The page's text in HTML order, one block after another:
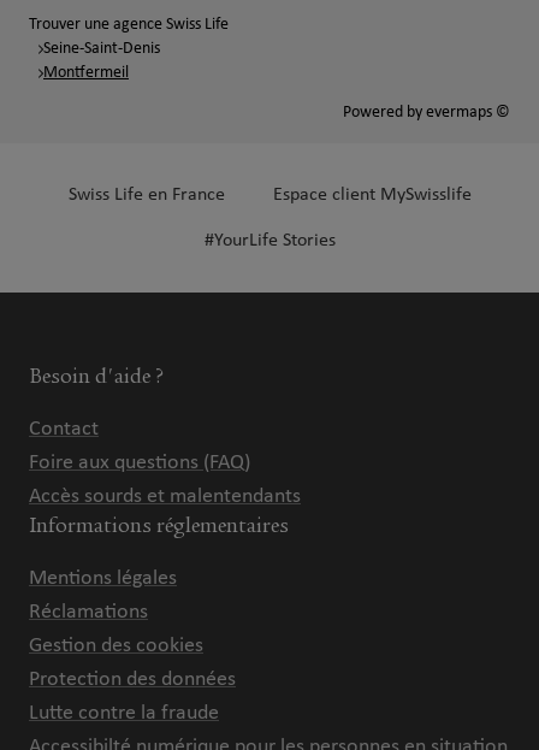
Trouver une agence Swiss Life
Seine-Saint-Denis
Montfermeil
Powered by evermaps ©
Swiss Life en France Espace client MySwisslife
#YourLife Stories
Besoin d'aide ?
Contact
Foire aux questions (FAQ)
Accès sourds et malentendants
Informations réglementaires
Mentions légales
Réclamations
Gestion des cookies
Protection des données
Lutte contre la fraude